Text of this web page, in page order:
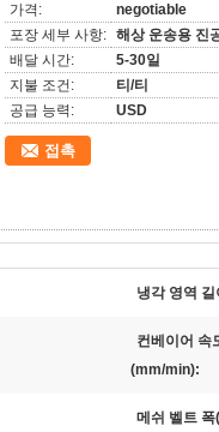
가격:
negotiable
포장 세부 사항: 해상 운송용 진
배달 시간:
5-30일
지불 조건:
티/티
공급 능력:
USD
접촉
냉각 영역
컨베이어 속
(mm/min):
메쉬 벨트